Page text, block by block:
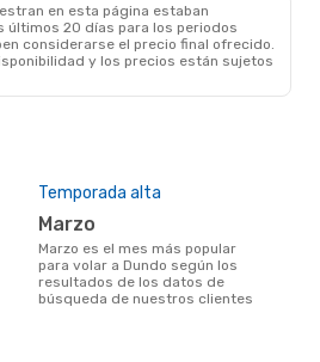
en esta página estaban
últimos 20 días para los periodos
considerarse el precio final ofrecido.
y los precios están sujetos
Temporada alta
marzo
marzo es el mes más popular
para volar a Dundo según los
resultados de los datos de
búsqueda de nuestros clientes